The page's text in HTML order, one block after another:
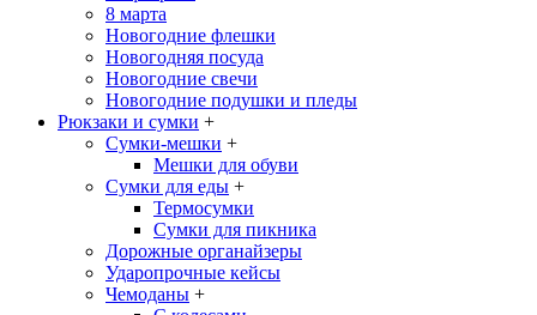
8 марта
Новогодние флешки
Новогодняя посуда
Новогодние свечи
Новогодние подушки и пледы
Рюкзаки и сумки +
Сумки-мешки +
Мешки для обуви
Сумки для еды +
Термосумки
Сумки для пикника
Дорожные органайзеры
Ударопрочные кейсы
Чемоданы +